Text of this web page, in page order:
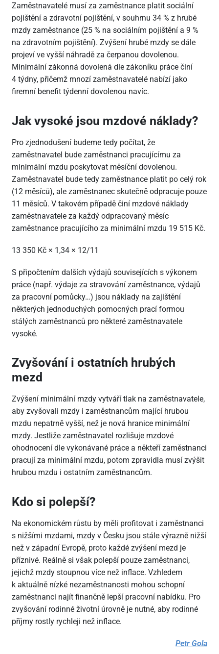
Zaměstnavatelé musí za zaměstnance platit sociální
pojištění a zdravotní pojištění, v souhrnu 34 % z hrubé
mzdy zaměstnance (25 % na sociálním pojištění a 9 %
na zdravotním pojištění). Zvýšení hrubé mzdy se dále
projeví ve vyšší náhradě za čerpanou dovolenou.
Minimální zákonná dovolená dle zákoníku práce činí
4 týdny, přičemž mnozí zaměstnavatelé nabízí jako
firemní benefit týdenní dovolenou navíc.
Jak vysoké jsou mzdové náklady?
Pro zjednodušení budeme tedy počítat, že
zaměstnavatel bude zaměstnanci pracujícímu za
minimální mzdu poskytovat měsíční dovolenou.
Zaměstnavatel bude tedy zaměstnance platit po celý rok
(12 měsíců), ale zaměstnanec skutečně odpracuje pouze
11 měsíců. V takovém případě činí mzdové náklady
zaměstnavatele za každý odpracovaný měsíc
zaměstnance pracujícího za minimální mzdu 19 515 Kč.
13 350 Kč × 1,34 × 12/11
S připočtením dalších výdajů souvisejících s výkonem
práce (např. výdaje za stravování zaměstnance, výdajů
za pracovní pomůcky…) jsou náklady na zajištění
některých jednoduchých pomocných prací formou
stálých zaměstnanců pro některé zaměstnavatele
vysoké.
Zvyšování i ostatních hrubých
mezd
Zvýšení minimální mzdy vytváří tlak na zaměstnavatele,
aby zvyšovali mzdy i zaměstnancům mající hrubou
mzdu nepatrně vyšší, než je nová hranice minimální
mzdy. Jestliže zaměstnavatel rozlišuje mzdové
ohodnocení dle vykonávané práce a někteří zaměstnanci
pracují za minimální mzdu, potom zpravidla musí zvýšit
hrubou mzdu i ostatním zaměstnancům.
Kdo si polepší?
Na ekonomickém růstu by měli profitovat i zaměstnanci
s nižšími mzdami, mzdy v Česku jsou stále výrazně nižší
než v západní Evropě, proto každé zvýšení mezd je
příznivé. Reálně si však polepší pouze zaměstnanci,
jejichž mzdy stoupnou více než inflace. Vzhledem
k aktuálně nízké nezaměstnanosti mohou schopní
zaměstnanci najít finančně lepší pracovní nabídku. Pro
zvyšování rodinné životní úrovně je nutné, aby rodinné
příjmy rostly rychleji než inflace.
Petr Gola